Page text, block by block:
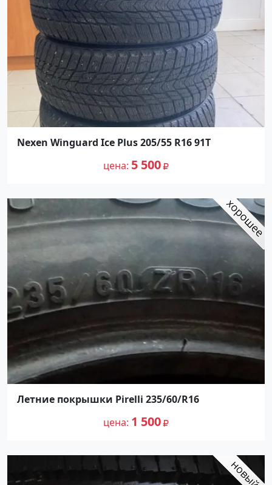
Nexen Winguard Ice Plus 205/55 R16 91T
цена 5 500
Летние покрышки Pirelli 235/60/R16
цена 1 500